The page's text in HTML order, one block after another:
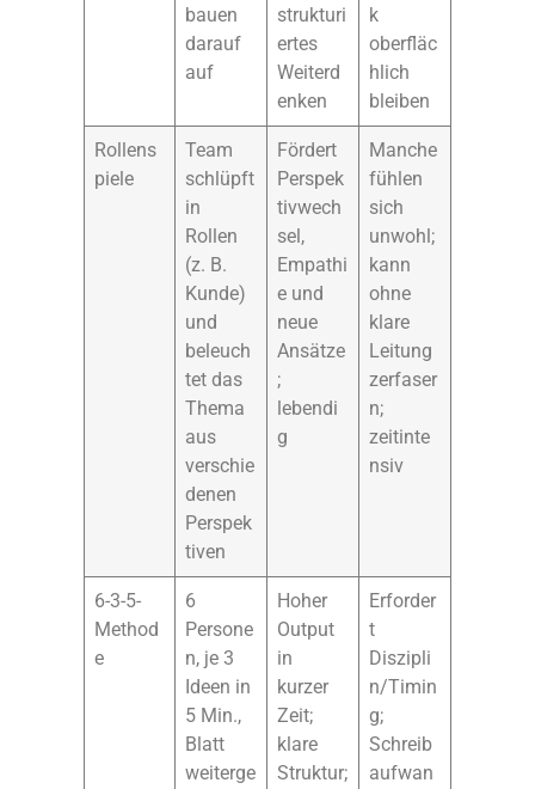
bauen
darauf
auf
strukturi
ertes
Weiterd
enken
k
oberfläc
hlich
bleiben
Rollens
piele
Team
schlüpft
in
Rollen
(z. B.
Kunde)
und
beleuch
tet das
Thema
aus
verschie
denen
Perspek
tiven
Fördert
Perspek
tivwech
sel,
Empathi
e und
neue
Ansätze
;
lebendi
g
Manche
fühlen
sich
unwohl;
kann
ohne
klare
Leitung
zerfaser
n;
zeitinte
nsiv
6-3-5-
Method
e
6
Persone
n, je 3
Ideen in
5 Min.,
Blatt
weiterge
Hoher
Output
in
kurzer
Zeit;
klare
Struktur;
Erforder
t
Diszipli
n/Timin
g;
Schreib
aufwan